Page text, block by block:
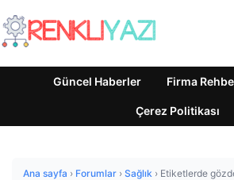
Güncel Haberler Firma
Çerez Politikası
Ana sayfa › Forumlar › Sağlık › Etiketlerde